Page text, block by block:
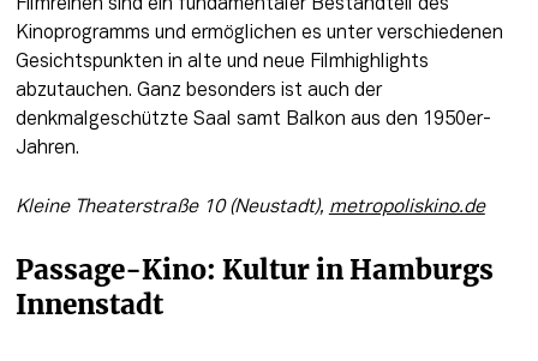
Filmreihen sind ein fundamentaler Bestandteil des
Kinoprogramms und ermöglichen es unter verschiedenen
Gesichtspunkten in alte und neue Filmhighlights
abzutauchen. Ganz besonders ist auch der
denkmalgeschützte Saal samt Balkon aus den 1950er-
Jahren.
Kleine Theaterstraße 10 (Neustadt), metropoliskino.de
Passage-Kino: Kultur in Hamburgs
Innenstadt